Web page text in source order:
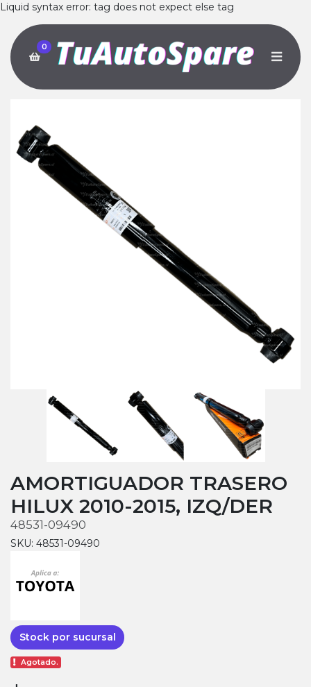
Liquid syntax error: tag does not expect else tag
0
AMORTIGUADOR TRASERO
HILUX 2010-2015, IZQ/DER
48531-09490
SKU: 48531-09490
Stock por sucursal
Agotado.